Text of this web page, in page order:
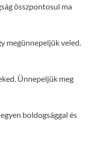
összpontosul ma
megünnepeljük veled.
Ünnepeljük meg
boldogsággal és